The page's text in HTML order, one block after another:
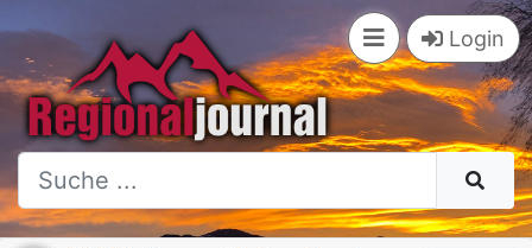
Login